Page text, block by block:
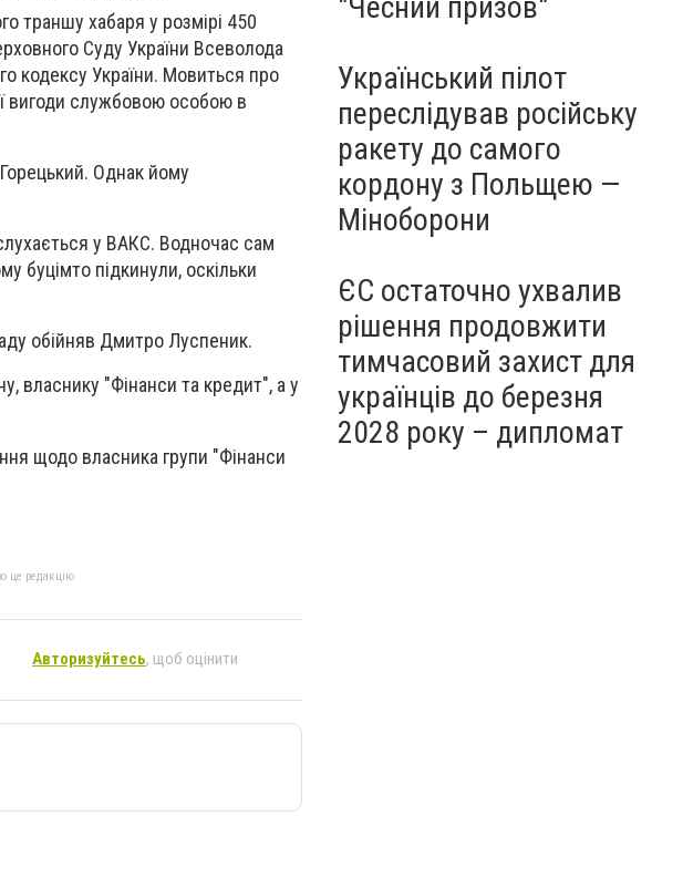
траншу хабаря у розмірі 450
Суду України Всеволода
кодексу України. Мовиться про
вигоди службовою особою в
Однак йому
у ВАКС. Водночас сам
буцімто підкинули, оскільки
обійняв Дмитро Луспеник.
власнику "Фінанси та кредит", а у
щодо власника групи "Фінанси
це редакцію
Авторизуйтесь, щоб оцінити
Український пілот
переслідував російську
ракету до самого
кордону з Польщею —
Міноборони
ЄС остаточно ухвалив
рішення продовжити
тимчасовий захист для
українців до березня
2028 року – дипломат